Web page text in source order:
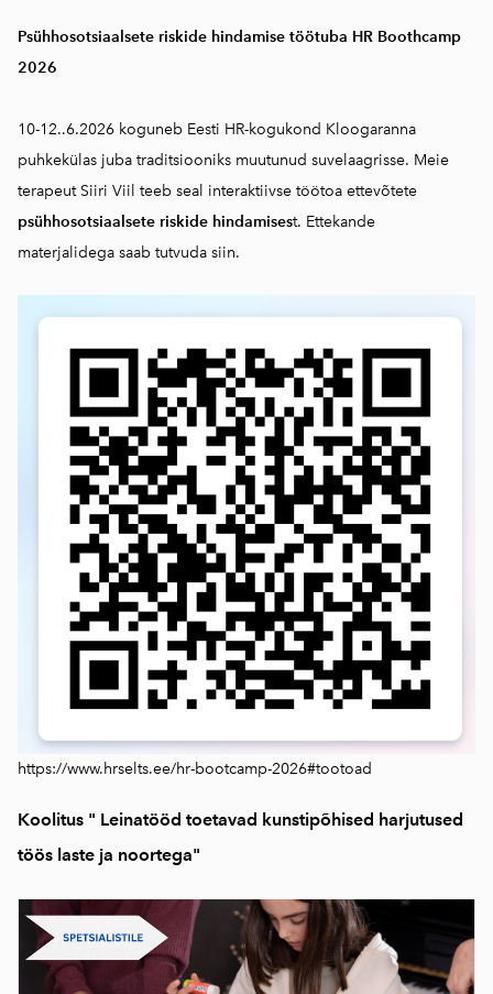
Psühhosotsiaalsete riskide hindamise töötuba HR Boothcamp
2026
10-12..6.2026 koguneb Eesti HR-kogukond Kloogaranna
puhkekülas juba traditsiooniks muutunud suvelaagrisse. Meie
terapeut Siiri Viil teeb seal interaktiivse töötoa ettevõtete
psühhosotsiaalsete riskide hindamisest. Ettekande
materjalidega saab tutvuda siin.
https://www.hrselts.ee/hr-bootcamp-2026#tootoad
Koolitus " Leinatööd toetavad kunstipõhised harjutused
töös laste ja noortega"